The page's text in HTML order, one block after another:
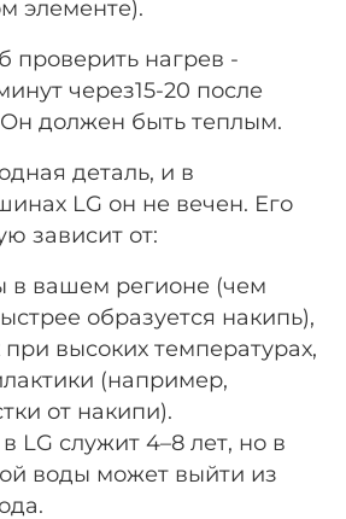
элементе).
проверить нагрев -
через15-20 после
Он должен быть теплым.
деталь, и в
LG он не вечен. Его
зависит от:
в вашем регионе (чем
образуется накипь),
высоких температурах,
(например,
от накипи).
LG служит 4–8 лет, но в
воды может выйти из